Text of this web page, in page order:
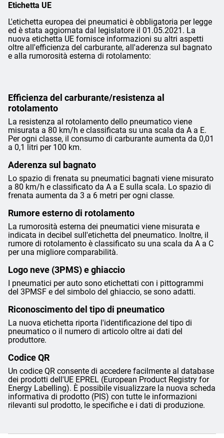
Etichetta UE
L'etichetta europea dei pneumatici è obbligatoria per legge
ed è stata aggiornata dal legislatore il 01.05.2021. La
nuova etichetta UE fornisce informazioni su altri aspetti
oltre all'efficienza del carburante, all'aderenza sul bagnato
e alla rumorosità esterna di rotolamento:
Efficienza del carburante/resistenza al
rotolamento
La resistenza al rotolamento dello pneumatico viene
misurata a 80 km/h e classificata su una scala da A a E.
Per ogni classe, il consumo di carburante aumenta da 0,01
a 0,1 litri per 100 km.
Aderenza sul bagnato
Lo spazio di frenata su pneumatici bagnati viene misurato
a 80 km/h e classificato da A a E sulla scala. Lo spazio di
frenata aumenta da 3 a 6 metri per ogni classe.
Rumore esterno di rotolamento
La rumorosità esterna dei pneumatici viene misurata e
indicata in decibel sull'etichetta del pneumatico. Inoltre, il
rumore di rotolamento è classificato su una scala da A a C
per una migliore comparabilità.
Logo neve (3PMS) e ghiaccio
I pneumatici per auto sono etichettati con i pittogrammi
del 3PMSF e del simbolo del ghiaccio, se sono adatti.
Riconoscimento del tipo di pneumatico
La nuova etichetta riporta l'identificazione del tipo di
pneumatico o il numero di articolo oltre ai dati del
produttore.
Codice QR
Un codice QR consente di accedere facilmente al database
dei prodotti dell'UE EPREL (European Product Registry for
Energy Labelling). È possibile visualizzare la nuova scheda
informativa di prodotto (PIS) con tutte le informazioni
rilevanti sul prodotto, le specifiche e i dati di produzione.